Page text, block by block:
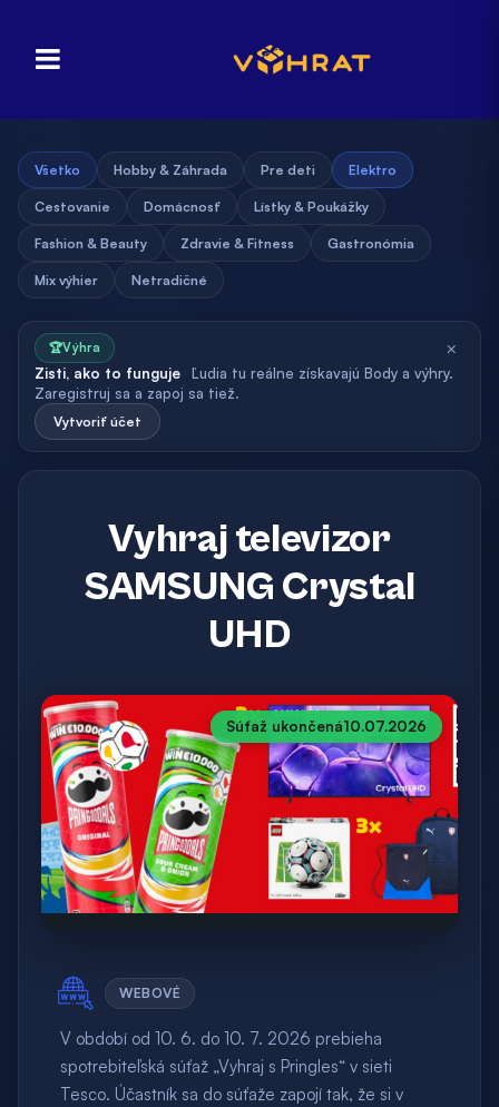
Všetko Hobby & Záhrada Pre deti Elektro
Cestovanie Domácnosť Lístky & Poukážky
Fashion & Beauty Zdravie & Fitness Gastronómia
Mix výhier Netradičné
🏆Výhra
Zisti, ako to funguje
Ľudia tu reálne získavajú Body a výhry.
Zaregistruj sa a zapoj sa tiež.
Vytvoriť účet
×
Vyhraj televizor
SAMSUNG Crystal
UHD
Súťaž ukončená10.07.2026
WEBOVÉ
V období od 10. 6. do 10. 7. 2026 prebieha
spotrebiteľská súťaž „Vyhraj s Pringles“ v sieti
Tesco. Účastník sa do súťaže zapojí tak, že si v